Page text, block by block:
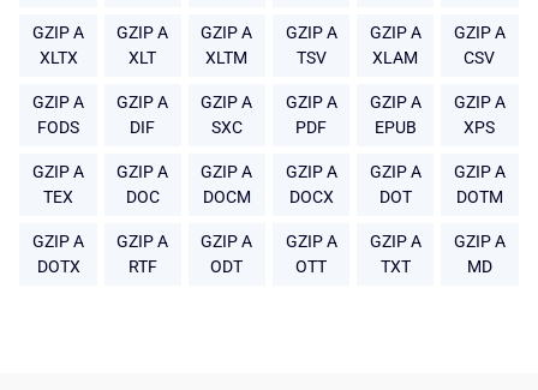
GZIP A
XLTX
GZIP A
XLT
GZIP A
XLTM
GZIP A
TSV
GZIP A
XLAM
GZIP A
CSV
GZIP A
FODS
GZIP A
DIF
GZIP A
SXC
GZIP A
PDF
GZIP A
EPUB
GZIP A
XPS
GZIP A
TEX
GZIP A
DOC
GZIP A
DOCM
GZIP A
DOCX
GZIP A
DOT
GZIP A
DOTM
GZIP A
DOTX
GZIP A
RTF
GZIP A
ODT
GZIP A
OTT
GZIP A
TXT
GZIP A
MD